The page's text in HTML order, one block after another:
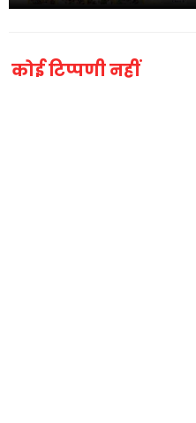
कोई टिप्पणी नहीं